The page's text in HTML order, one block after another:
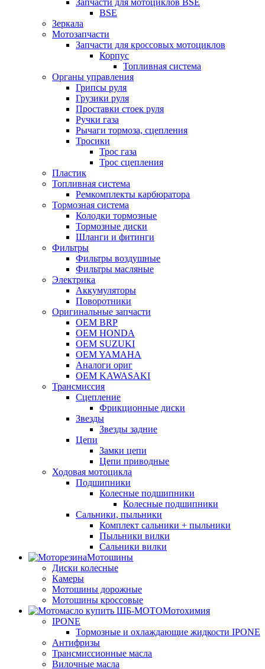
BSE
Зеркала
Мотозапчасти
Запчасти для кроссовых мотоциклов
Корпус
Топливная система
Органы управления
Грипсы руля
Грузики руля
Проставки стоек руля
Ручки газа
Рычаги тормоза, сцепления
Тросики
Трос газа
Трос сцепления
Пластик
Топливная система
Ремкомплекты карбюратора
Тормозная система
Колодки тормозные
Тормозные диски
Шланги и фитинги
Фильтры
Фильтры воздушные
Фильтры масляные
Электрика
Аккумуляторы
Поворотники
Оригинальные запчасти
OEM BRP
OEM HONDA
OEM SUZUKI
OEM YAMAHA
Аналоги ориг
OEM KAWASAKI
Трансмиссия
Cцепление
Фрикционные диски
Звезды
Звезды задние
Цепи
Замки цепи
Цепи приводные
Ходовая мотоцикла
Подшипники
Колесные подшипники
Колесные подшипники
Сальники, пыльники
Комплект сальники + пыльники
Пыльники вилки
Сальники вилки
Мотошины
Диски колесные
Камеры
Мотошины дорожные
Мотошины кроссовые
Мотохимия
IPONE
Тормозные и охлаждающие жидкости IPONE
Антифризы
Трансмиссионные масла
Вилочные масла